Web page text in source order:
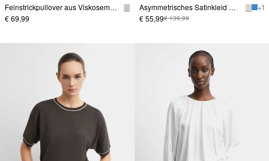
Feinstrickpullover aus Viskosemix mit Stehkragen
€ 69,99
Asymmetrisches Satinkleid mit Drapierung
+ 1
€ 55,99€ 139,99